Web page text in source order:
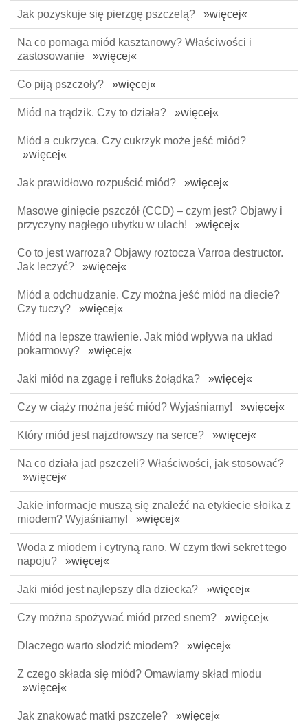
Jak pozyskuje się pierzgę pszczelą? »więcej«
Na co pomaga miód kasztanowy? Właściwości i
zastosowanie »więcej«
Co piją pszczoły? »więcej«
Miód na trądzik. Czy to działa? »więcej«
Miód a cukrzyca. Czy cukrzyk może jeść miód?
»więcej«
Jak prawidłowo rozpuścić miód? »więcej«
Masowe ginięcie pszczół (CCD) – czym jest? Objawy i
przyczyny nagłego ubytku w ulach! »więcej«
Co to jest warroza? Objawy roztocza Varroa destructor.
Jak leczyć? »więcej«
Miód a odchudzanie. Czy można jeść miód na diecie?
Czy tuczy? »więcej«
Miód na lepsze trawienie. Jak miód wpływa na układ
pokarmowy? »więcej«
Jaki miód na zgagę i refluks żołądka? »więcej«
Czy w ciąży można jeść miód? Wyjaśniamy! »więcej«
Który miód jest najzdrowszy na serce? »więcej«
Na co działa jad pszczeli? Właściwości, jak stosować?
»więcej«
Jakie informacje muszą się znaleźć na etykiecie słoika z
miodem? Wyjaśniamy! »więcej«
Woda z miodem i cytryną rano. W czym tkwi sekret tego
napoju? »więcej«
Jaki miód jest najlepszy dla dziecka? »więcej«
Czy można spożywać miód przed snem? »więcej«
Dlaczego warto słodzić miodem? »więcej«
Z czego składa się miód? Omawiamy skład miodu
»więcej«
Jak znakować matki pszczele? »więcej«